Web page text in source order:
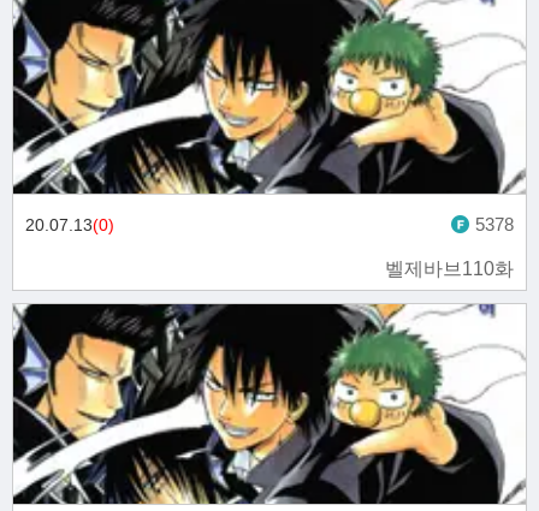
벨제바브110화
20.07.13(0) 5378